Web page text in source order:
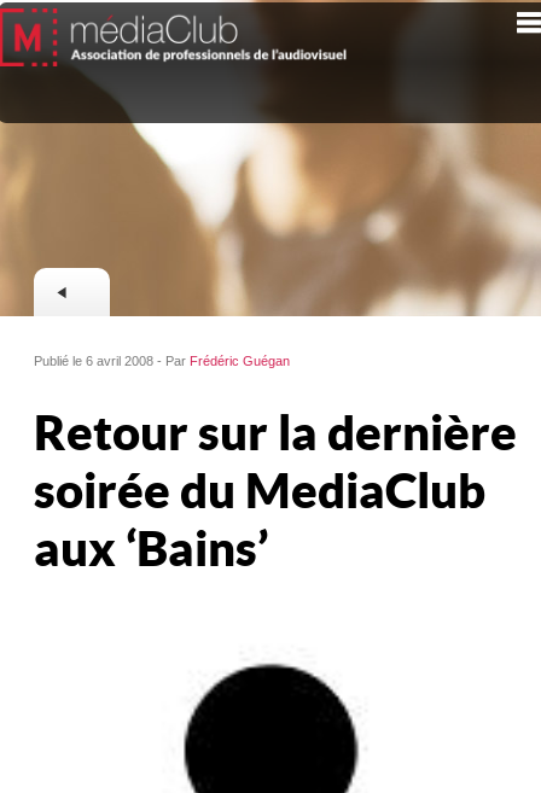
Publié le 6 avril 2008 - Par Frédéric Guégan
Retour sur la dernière
soirée du MediaClub
aux ‘Bains’